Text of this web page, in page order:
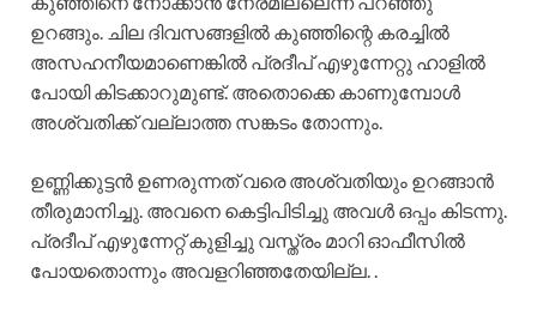
ഉറങ്ങും. ചില ദിവസങ്ങളിൽ കുഞ്ഞിന്റെ കരച്ചിൽ
അസഹനീയമാണെങ്കിൽ പ്രദീപ് എഴുന്നേറ്റു ഹാളിൽ
പോയി കിടക്കാറുമുണ്ട്. അതൊക്കെ കാണുമ്പോൾ
അശ്വതിക്ക് വല്ലാത്ത സങ്കടം തോന്നും.
ഉണ്ണിക്കുട്ടൻ ഉണരുന്നത് വരെ അശ്വതിയും ഉറങ്ങാൻ
തീരുമാനിച്ചു. അവനെ കെട്ടിപിടിച്ചു അവൾ ഒപ്പം കിടന്നു.
പ്രദീപ് എഴുന്നേറ്റ് കുളിച്ചു വസ്ത്രം മാറി ഓഫീസിൽ
പോയതൊന്നും അവളറിഞ്ഞതേയില്ല. .